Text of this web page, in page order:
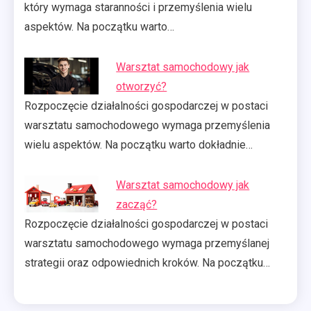
który wymaga staranności i przemyślenia wielu
aspektów. Na początku warto…
Warsztat samochodowy jak
otworzyć?
Rozpoczęcie działalności gospodarczej w postaci
warsztatu samochodowego wymaga przemyślenia
wielu aspektów. Na początku warto dokładnie…
Warsztat samochodowy jak
zacząć?
Rozpoczęcie działalności gospodarczej w postaci
warsztatu samochodowego wymaga przemyślanej
strategii oraz odpowiednich kroków. Na początku…